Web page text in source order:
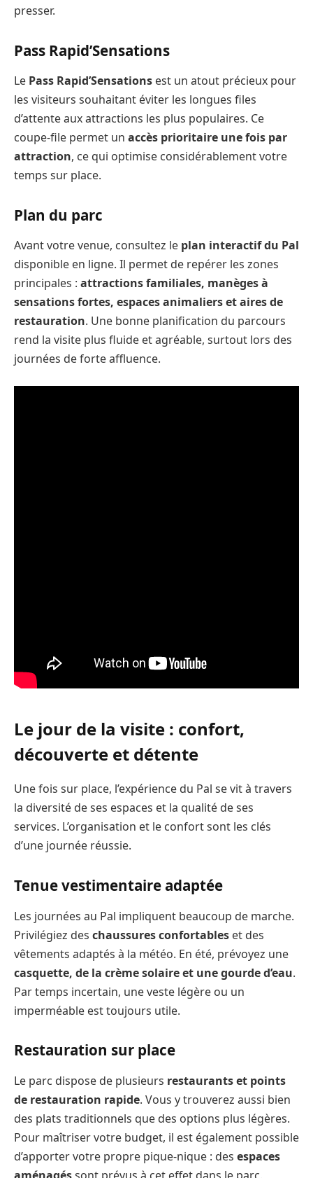
presser.
Pass Rapid’Sensations
Le Pass Rapid’Sensations est un atout précieux pour
les visiteurs souhaitant éviter les longues files
d’attente aux attractions les plus populaires. Ce
coupe-file permet un accès prioritaire une fois par
attraction, ce qui optimise considérablement votre
temps sur place.
Plan du parc
Avant votre venue, consultez le plan interactif du Pal
disponible en ligne. Il permet de repérer les zones
principales : attractions familiales, manèges à
sensations fortes, espaces animaliers et aires de
restauration. Une bonne planification du parcours
rend la visite plus fluide et agréable, surtout lors des
journées de forte affluence.
Le jour de la visite : confort,
découverte et détente
Une fois sur place, l’expérience du Pal se vit à travers
la diversité de ses espaces et la qualité de ses
services. L’organisation et le confort sont les clés
d’une journée réussie.
Tenue vestimentaire adaptée
Les journées au Pal impliquent beaucoup de marche.
Privilégiez des chaussures confortables et des
vêtements adaptés à la météo. En été, prévoyez une
casquette, de la crème solaire et une gourde d’eau.
Par temps incertain, une veste légère ou un
imperméable est toujours utile.
Restauration sur place
Le parc dispose de plusieurs restaurants et points
de restauration rapide. Vous y trouverez aussi bien
des plats traditionnels que des options plus légères.
Pour maîtriser votre budget, il est également possible
d’apporter votre propre pique-nique : des espaces